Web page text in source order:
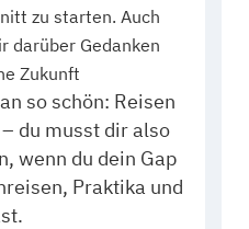
zu starten. Auch
darüber Gedanken
Zukunft
so schön: Reisen
du musst dir also
wenn du dein Gap
Praktika und